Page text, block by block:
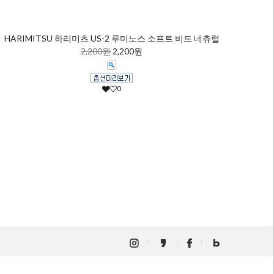
HARIMITSU 하리미츠 US-2 루미노스 소프트 비드 네츄럴
2,200원 2,200원
0